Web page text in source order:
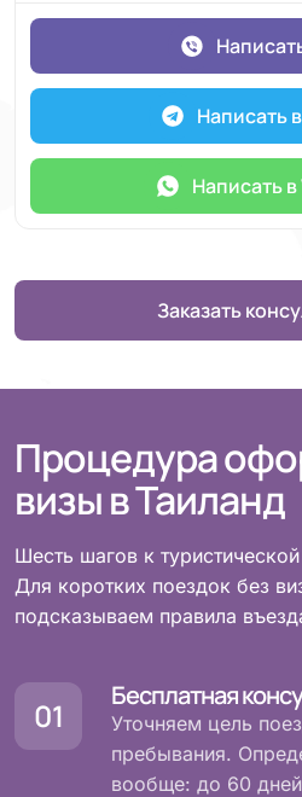
Написать
Написать
Заказать
Процедура
визы в Таиланд
Шесть шагов к
Для коротких поездок без
подсказываем правила
Бесплатная
Уточняем цель
пребывания.
вообще: до 60